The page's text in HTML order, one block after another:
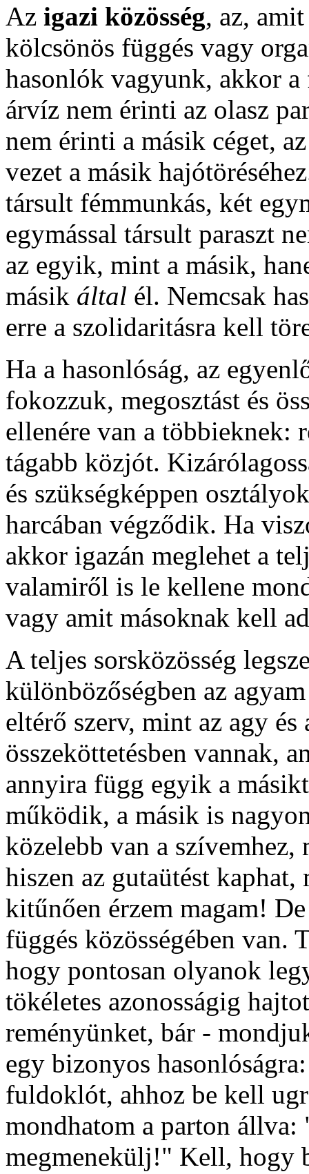
Az igazi közösség, az,
kölcsönös függés vagy
hasonlók vagyunk, akkor
árvíz nem érinti az olasz
nem érinti a másik céget,
vezet a másik
társult fémmunkás, két
egymással társult paraszt
az egyik, mint a másik,
másik által él. Nemcsak
erre a szolidaritásra kell
Ha a hasonlóság, az
fokozzuk, megosztást és
ellenére van a többieknek:
tágabb közjót.
és szükségképpen
harcában végződik. Ha
akkor igazán meglehet a
valamiről is le kellene
vagy amit másoknak kell
A teljes sorsközösség
különbözőségben az
eltérő szerv, mint az agy
összeköttetésben vannak,
annyira függ egyik a
működik, a másik is
közelebb van a szívemhez,
hiszen az gutaütést
kitűnően érzem magam!
függés közösségében van.
hogy pontosan olyanok
tökéletes azonosságig
reményünket, bár -
egy bizonyos
fuldoklót, ahhoz be kell
mondhatom a parton
megmenekülj!" Kell, hogy